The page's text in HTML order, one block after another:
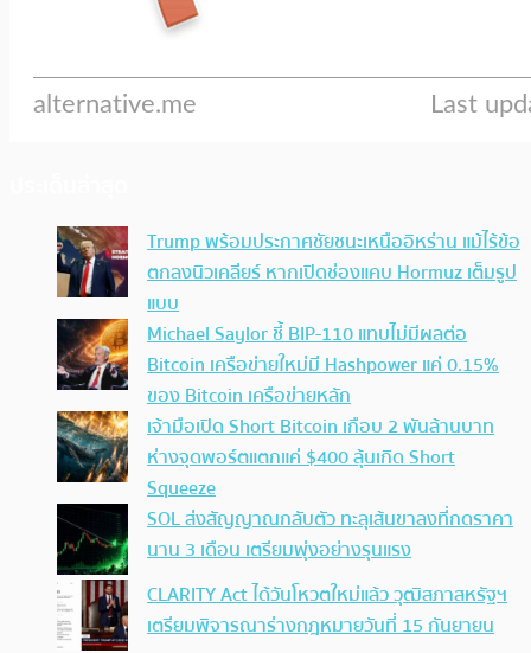
Trump พร้อมประกาศชัยชนะเหนืออิหร่าน แม้ไร้ข้อ
ตกลงนิวเคลียร์ หากเปิดช่องแคบ Hormuz เต็มรูป
แบบ
Michael Saylor ชี้ BIP-110 แทบไม่มีผลต่อ
Bitcoin เครือข่ายใหม่มี Hashpower แค่ 0.15%
ของ Bitcoin เครือข่ายหลัก
เจ้ามือเปิด Short Bitcoin เกือบ 2 พันล้านบาท
ห่างจุดพอร์ตแตกแค่ $400 ลุ้นเกิด Short
Squeeze
SOL ส่งสัญญาณกลับตัว ทะลุเส้นขาลงที่กดราคา
นาน 3 เดือน เตรียมพุ่งอย่างรุนแรง
CLARITY Act ได้วันโหวตใหม่แล้ว วุฒิสภาสหรัฐฯ
เตรียมพิจารณาร่างกฎหมายวันที่ 15 กันยายน